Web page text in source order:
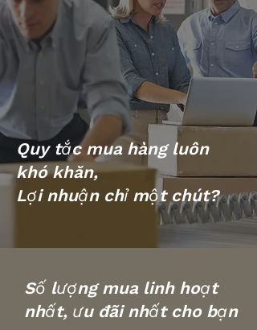
Quy tắc mua hàng luôn
khó khăn,
Lợi nhuận chỉ một chút?
Số lượng mua linh hoạt
nhất, ưu đãi nhất cho bạn